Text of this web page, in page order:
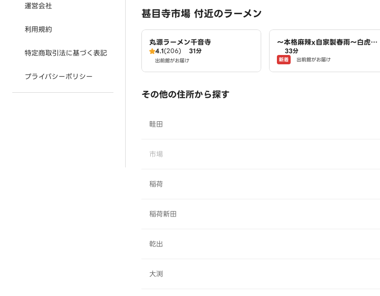
運営会社
利用規約
特定商取引法に基づく表記
プライバシーポリシー
甚目寺市場 付近のラーメン
丸源ラーメン千音寺
4.1(206) 31分
出前館がお届け
～本格麻辣x自家製春雨～白虎麻
辣湯 あま市店
33分
新着 出前館がお届け
その他の住所から探す
畦田
市場
稲荷
稲荷新田
乾出
大渕